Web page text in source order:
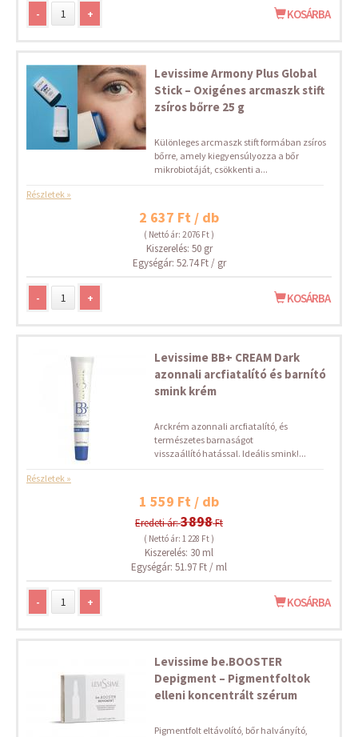
- + KOSÁRBA
Levissime Armony Plus Global
Stick – Oxigénes arcmaszk stift
zsíros bőrre 25 g
Különleges arcmaszk stift formában zsíros
bőrre, amely kiegyensúlyozza a bőr
mikrobiotáját, csökkenti a...
Részletek »
2 637 Ft / db
( Nettó ár: 2 076 Ft )
Kiszerelés: 50 gr
Egységár: 52.74 Ft / gr
- + KOSÁRBA
Levissime BB+ CREAM Dark
azonnali arcfiatalító és barnító
smink krém
Arckrém azonnali arcfiatalító, és
természetes barnaságot
visszaállító hatással. Ideális smink!...
Részletek »
1 559 Ft / db
Eredeti ár:3898Ft
( Nettó ár: 1 228 Ft )
Kiszerelés: 30 ml
Egységár: 51.97 Ft / ml
- + KOSÁRBA
Levissime be.BOOSTER
Depigment – Pigmentfoltok
elleni koncentrált szérum
Pigmentfolt eltávolító, bőr halványító,